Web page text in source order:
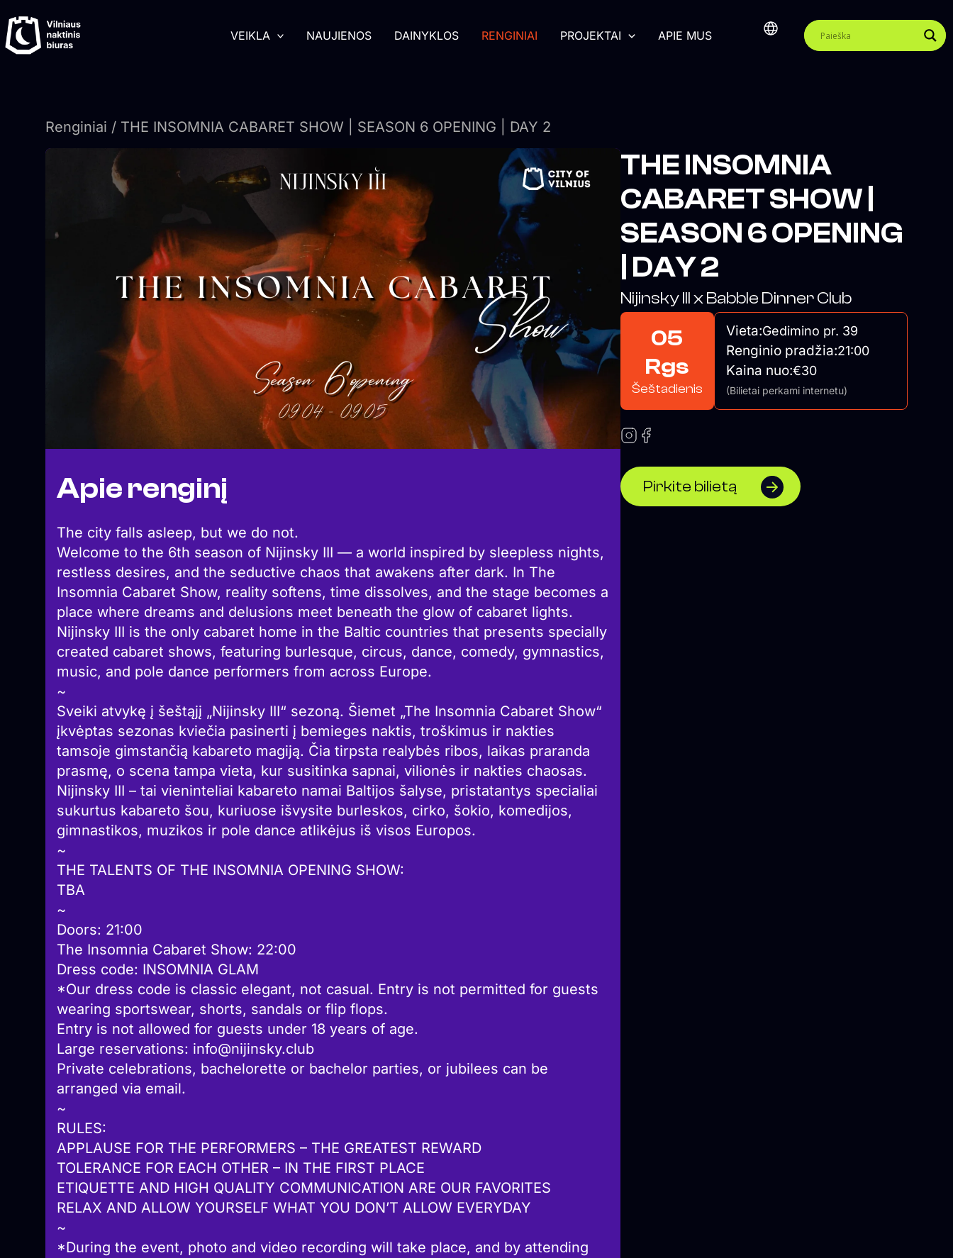
prie
turinio
VEIKLA NAUJIENOS DAINYKLOS RENGINIAI PROJEKTAI APIE MUS
Renginiai / THE INSOMNIA CABARET SHOW | SEASON 6 OPENING | DAY 2
Apie renginį
The city falls asleep, but we do not.
Welcome to the 6th season of Nijinsky III — a world inspired by sleepless nights,
restless desires, and the seductive chaos that awakens after dark. In The
Insomnia Cabaret Show, reality softens, time dissolves, and the stage becomes a
place where dreams and delusions meet beneath the glow of cabaret lights.
Nijinsky III is the only cabaret home in the Baltic countries that presents specially
created cabaret shows, featuring burlesque, circus, dance, comedy, gymnastics,
music, and pole dance performers from across Europe.
~
Sveiki atvykę į šeštąjį „Nijinsky III“ sezoną. Šiemet „The Insomnia Cabaret Show“
įkvėptas sezonas kviečia pasinerti į bemieges naktis, troškimus ir nakties
tamsoje gimstančią kabareto magiją. Čia tirpsta realybės ribos, laikas praranda
prasmę, o scena tampa vieta, kur susitinka sapnai, vilionės ir nakties chaosas.
Nijinsky III – tai vieninteliai kabareto namai Baltijos šalyse, pristatantys specialiai
sukurtus kabareto šou, kuriuose išvysite burleskos, cirko, šokio, komedijos,
gimnastikos, muzikos ir pole dance atlikėjus iš visos Europos.
~
THE TALENTS OF THE INSOMNIA OPENING SHOW:
TBA
~
Doors: 21:00
The Insomnia Cabaret Show: 22:00
Dress code: INSOMNIA GLAM
*Our dress code is classic elegant, not casual. Entry is not permitted for guests
wearing sportswear, shorts, sandals or flip flops.
Entry is not allowed for guests under 18 years of age.
Large reservations: info@nijinsky.club
Private celebrations, bachelorette or bachelor parties, or jubilees can be
arranged via email.
~
RULES:
APPLAUSE FOR THE PERFORMERS – THE GREATEST REWARD
TOLERANCE FOR EACH OTHER – IN THE FIRST PLACE
ETIQUETTE AND HIGH QUALITY COMMUNICATION ARE OUR FAVORITES
RELAX AND ALLOW YOURSELF WHAT YOU DON’T ALLOW EVERYDAY
~
*During the event, photo and video recording will take place, and by attending
THE INSOMNIA
CABARET SHOW |
SEASON 6 OPENING
| DAY 2
Nijinsky III x Babble Dinner Club
05
Rgs
Šeštadienis
Vieta:Gedimino pr. 39
Renginio pradžia:21:00
Kaina nuo:€30
(Bilietai perkami internetu)
Pirkite bilietą